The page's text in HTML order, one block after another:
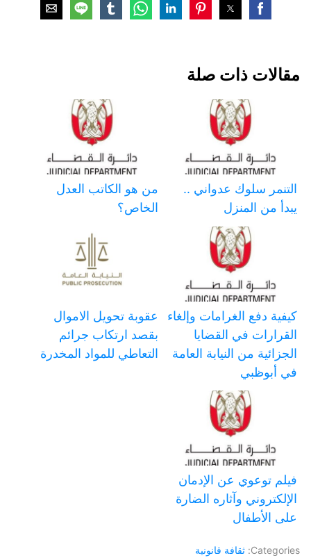
مقالات ذات صلة
التنمر سلوك عدواني ..
يبدأ من المنزل
من هو الكاتب العدل
الخاص؟
كيفية دفع الغرامات وإلغاء
القرارات في القضايا
الجزائية من النيابة العامة
في أبوظبي
عقوبة تحويل الاموال
بقصد ارتكاب جرائم
التعاطي للمواد المخدرة
فيلم توعوي عن الإدمان
الإلكتروني وآثاره الضارة
على الأطفال
Categories: ثقافة قانونية